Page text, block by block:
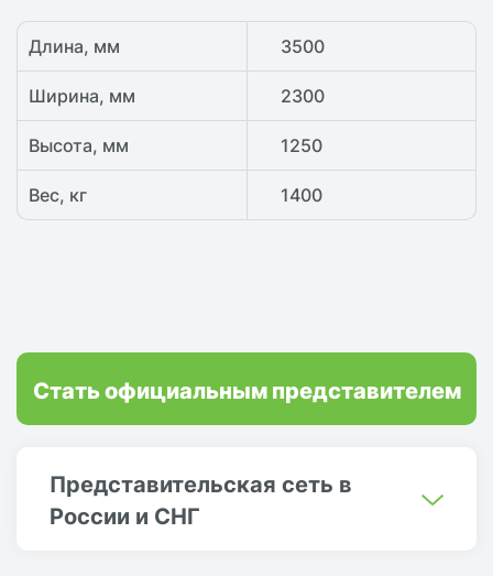
Длина, мм 3500
Ширина, мм 2300
Высота, мм 1250
Вес, кг 1400
Представительская сеть в
России и СНГ
Стать официальным представителем